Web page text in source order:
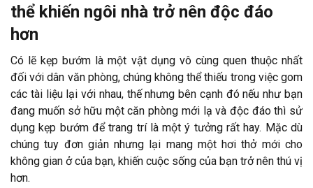
thể khiến ngôi nhà trở nên độc đáo
hơn
Có lẽ kẹp bướm là một vật dụng vô cùng quen thuộc nhất
đối với dân văn phòng, chúng không thể thiếu trong việc gom
các tài liệu lại với nhau, thế nhưng bên cạnh đó nếu như bạn
đang muốn sở hữu một căn phòng mới lạ và độc đáo thì sử
dụng kẹp bướm để trang trí là một ý tưởng rất hay. Mặc dù
chúng tuy đơn giản nhưng lại mang một hơi thở mới cho
không gian ở của bạn, khiến cuộc sống của bạn trở nên thú vị
hơn.